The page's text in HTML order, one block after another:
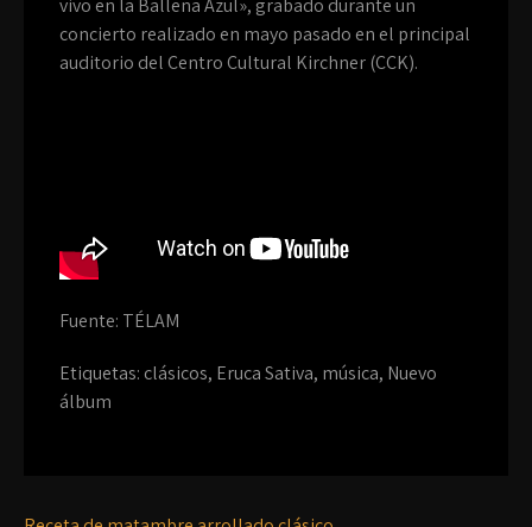
vivo en la Ballena Azul», grabado durante un
concierto realizado en mayo pasado en el principal
auditorio del Centro Cultural Kirchner (CCK).
Fuente: TÉLAM
Etiquetas: clásicos, Eruca Sativa, música, Nuevo
álbum